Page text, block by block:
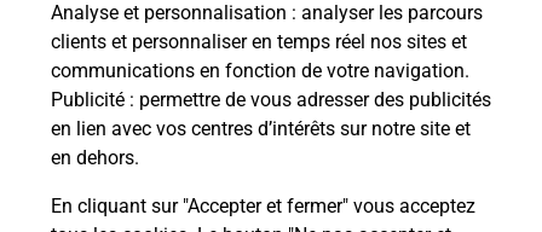
Analyse et personnalisation : analyser les parcours
clients et personnaliser en temps réel nos sites et
communications en fonction de votre navigation.
Publicité : permettre de vous adresser des publicités
en lien avec vos centres d’intérêts sur notre site et
en dehors.
En cliquant sur "Accepter et fermer" vous acceptez
Ouvert 24h/24
En savoir plus